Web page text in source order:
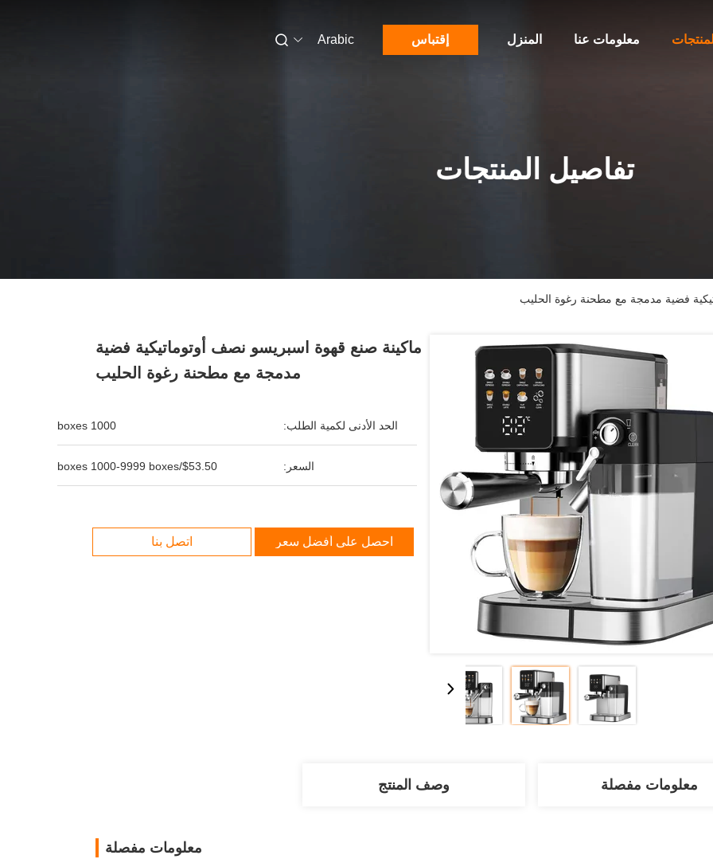
المنزل معلومات عنا المنتجات إقتباس Arabic
تفاصيل المنتجات
فضية مدمجة مع مطحنة رغوة الحليب
ماكينة صنع قهوة اسبريسو نصف أوتوماتيكية فضية
مدمجة مع مطحنة رغوة الحليب
الحد الأدنى لكمية الطلب: 1000 boxes
السعر: $53.50/boxes 1000-9999 boxes
احصل على أفضل سعر اتصل بنا
معلومات مفصلة وصف المنتج
معلومات مفصلة